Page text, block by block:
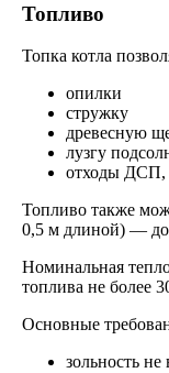
Топливо
Топка котла
опилки
стружку
древесную
лузгу
отходы
Топливо также
0,5 м длиной) — до
Номинальная
топлива не более
Основные
зольность